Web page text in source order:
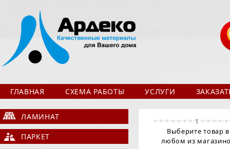
ГЛАВНАЯ СХЕМА РАБОТЫ УСЛУГИ
ЛАМИНАТ
ПАРКЕТ
Выберите товар в
любом из